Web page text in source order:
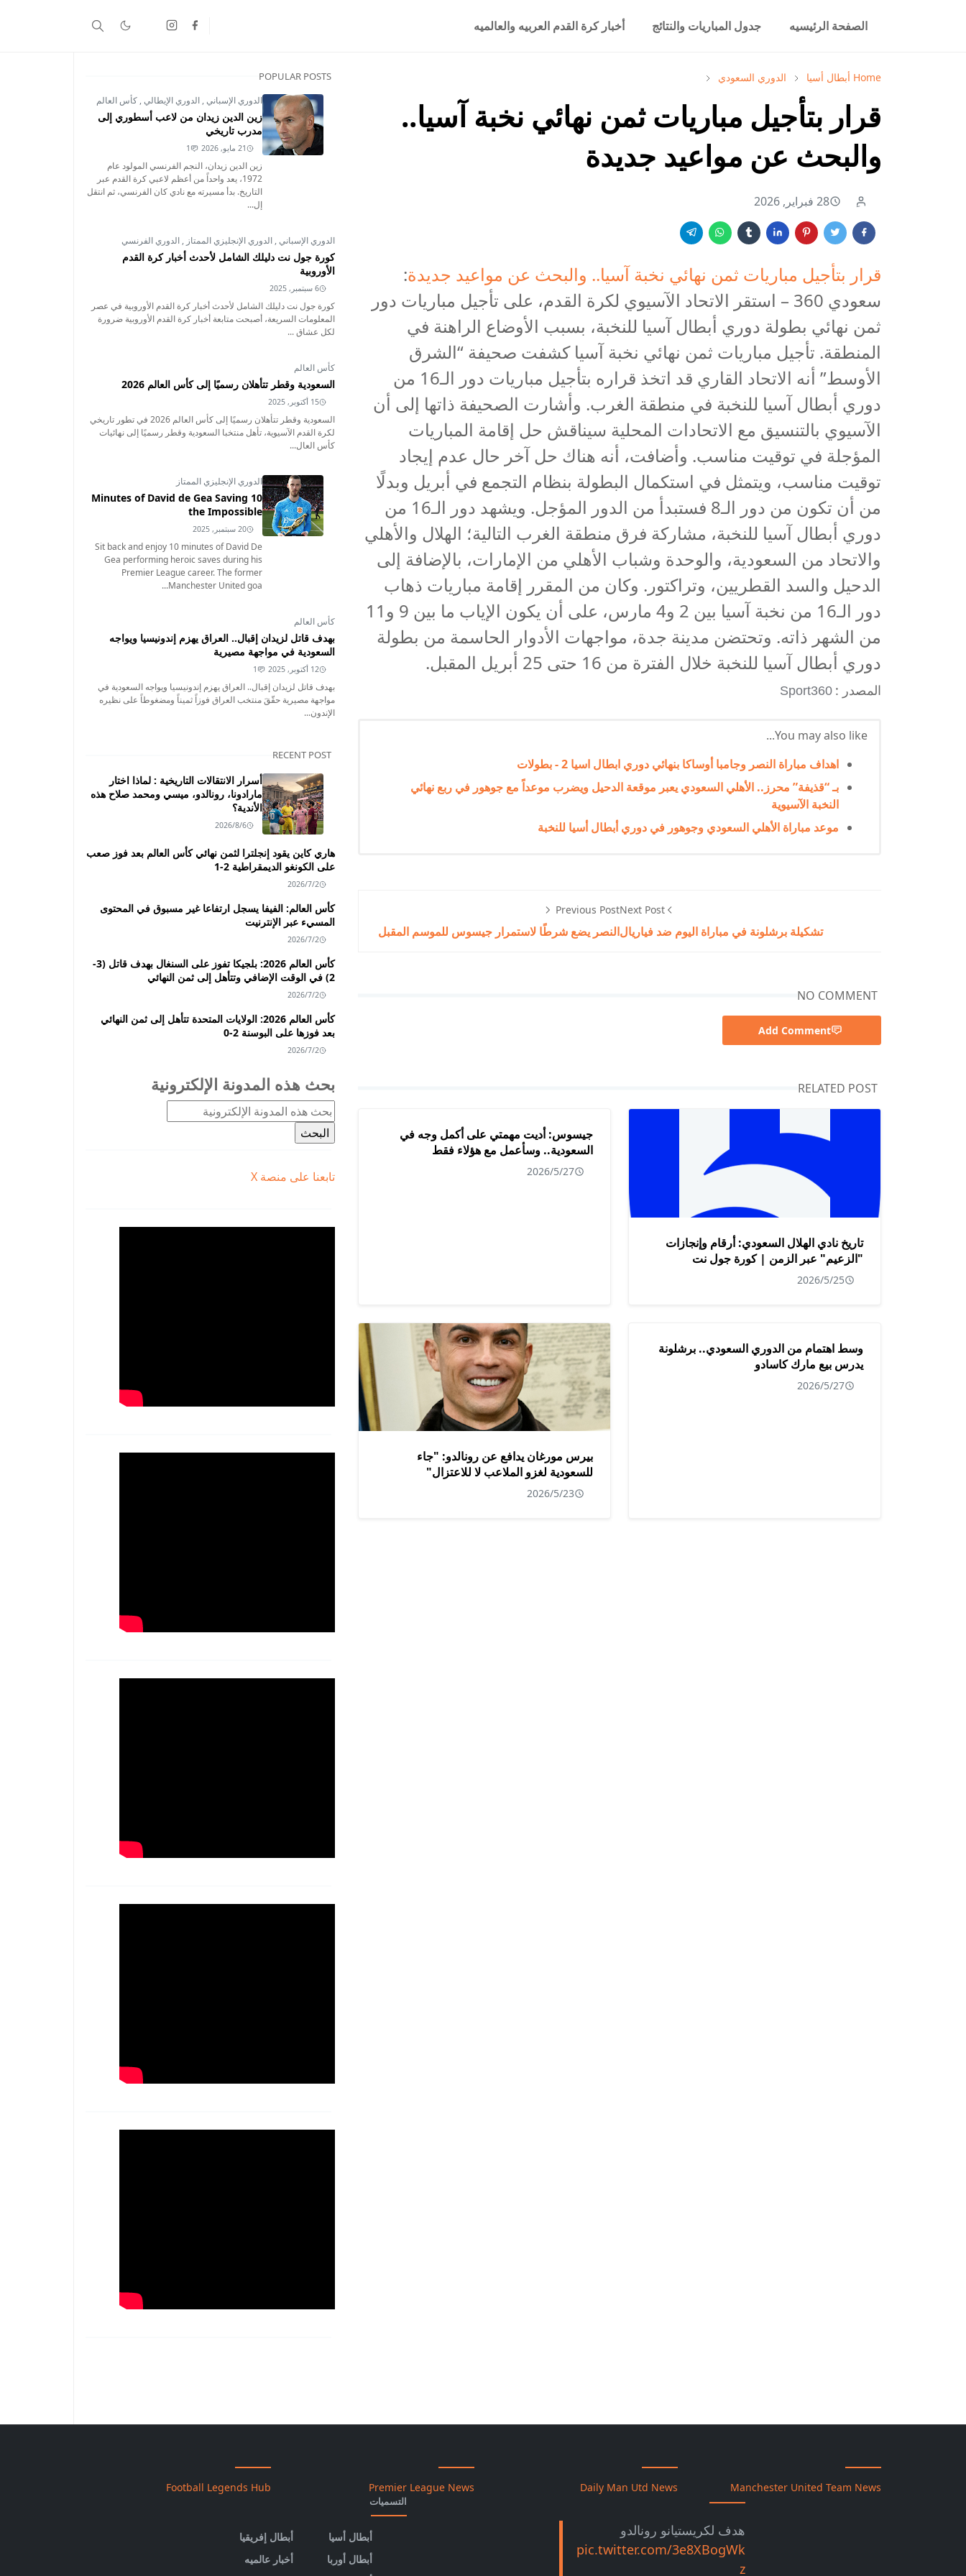
الصفحة الرئيسيه جدول المباريات والنتائج أخبار كرة القدم العربيه والعالميه
Home أبطال أسيا الدوري السعودي
قرار بتأجيل مباريات ثمن نهائي نخبة آسيا..
والبحث عن مواعيد جديدة
28 فبراير, 2026
قرار بتأجيل مباريات ثمن نهائي نخبة آسيا.. والبحث عن مواعيد جديدة:
سعودي 360 – استقر الاتحاد الآسيوي لكرة القدم، على تأجيل مباريات دور
ثمن نهائي بطولة دوري أبطال آسيا للنخبة، بسبب الأوضاع الراهنة في
المنطقة. تأجيل مباريات ثمن نهائي نخبة آسيا كشفت صحيفة “الشرق
الأوسط” أنه الاتحاد القاري قد اتخذ قراره بتأجيل مباريات دور الـ16 من
دوري أبطال آسيا للنخبة في منطقة الغرب. وأشارت الصحيفة ذاتها إلى أن
الآسيوي بالتنسيق مع الاتحادات المحلية سيناقش حل إقامة المباريات
المؤجلة في توقيت مناسب. وأضافت، أنه هناك حل آخر حال عدم إيجاد
توقيت مناسب، ويتمثل في استكمال البطولة بنظام التجمع في أبريل وبدلًا
من أن تكون من دور الـ8 فستبدأ من الدور المؤجل. ويشهد دور الـ16 من
دوري أبطال آسيا للنخبة، مشاركة فرق منطقة الغرب التالية؛ الهلال والأهلي
والاتحاد من السعودية، والوحدة وشباب الأهلي من الإمارات، بالإضافة إلى
الدحيل والسد القطريين، وتراكتور. وكان من المقرر إقامة مباريات ذهاب
دور الـ16 من نخبة آسيا بين 2 و4 مارس، على أن يكون الإياب ما بين 9 و11
من الشهر ذاته. وتحتضن مدينة جدة، مواجهات الأدوار الحاسمة من بطولة
دوري أبطال آسيا للنخبة خلال الفترة من 16 حتى 25 أبريل المقبل.
المصدر : Sport360
You may also like...
اهداف مباراة النصر وجامبا أوساكا بنهائي دوري ابطال اسيا 2 - بطولات
بـ “قذيفة” محرز.. الأهلي السعودي يعبر موقعة الدحيل ويضرب موعداً مع جوهور في ربع نهائي
النخبة الآسيوية
موعد مباراة الأهلي السعودي وجوهور في دوري أبطال أسيا للنخبة
Next Post
تشكيلة برشلونة في مباراة اليوم ضد فياريال
Previous Post
النصر يضع شرطًا لاستمرار جيسوس للموسم المقبل
NO COMMENT
Add Comment
RELATED POST
تاريخ نادي الهلال السعودي: أرقام وإنجازات
"الزعيم" عبر الزمن | كورة جول نت
2026/5/25
جيسوس: أديت مهمتي على أكمل وجه في
السعودية.. وسأعمل مع هؤلاء فقط
2026/5/27
وسط اهتمام من الدوري السعودي.. برشلونة
يدرس بيع مارك كاسادو
2026/5/27
بيرس مورغان يدافع عن رونالدو: "جاء
للسعودية لغزو الملاعب لا للاعتزال"
2026/5/23
POPULAR POSTS
الدوري الإسباني, الدوري الإيطالي, كأس العالم
زين الدين زيدان من لاعب أسطوري إلى
مدرب تاريخي
21 مايو, 2026 1
زين الدين زيدان، النجم الفرنسي المولود عام
1972، يعد واحداً من أعظم لاعبي كرة القدم عبر
التاريخ. بدأ مسيرته مع نادي كان الفرنسي، ثم انتقل
إل...
الدوري الإسباني, الدوري الإنجليزي الممتاز , الدوري الفرنسي
كورة جول نت دليلك الشامل لأحدث أخبار كرة القدم
الأوروبية
6 سبتمبر, 2025
كورة جول نت دليلك الشامل لأحدث أخبار كرة القدم الأوروبية في عصر
المعلومات السريعة، أصبحت متابعة أخبار كرة القدم الأوروبية ضرورة
لكل عشاق ...
كأس العالم
السعودية وقطر تتأهلان رسميًا إلى كأس العالم 2026
15 أكتوبر, 2025
السعودية وقطر تتأهلان رسميًا إلى كأس العالم 2026 في تطور تاريخي
لكرة القدم الآسيوية، تأهل منتخبا السعودية وقطر رسميًا إلى نهائيات
كأس العال...
الدوري الإنجليزي الممتاز
10 Minutes of David de Gea Saving
the Impossible
20 سبتمبر, 2025
Sit back and enjoy 10 minutes of David De
Gea performing heroic saves during his
Premier League career. The former
Manchester United goa...
كأس العالم
بهدف قاتل لزيدان إقبال.. العراق يهزم إندونيسيا ويواجه
السعودية في مواجهة مصيرية
12 أكتوبر, 2025 1
بهدف قاتل لزيدان إقبال.. العراق يهزم إندونيسيا ويواجه السعودية في
مواجهة مصيرية حقّقَ منتخب العراق فوزاً ثميناً ومضغوطاً على نظيره
الإندون...
RECENT POST
أسرار الانتقالات التاريخية : لماذا اختار
مارادونا، رونالدو، ميسي ومحمد صلاح هذه
الأندية؟
2026/8/6
هاري كاين يقود إنجلترا لثمن نهائي كأس العالم بعد فوز صعب
على الكونغو الديمقراطية 2-1
2026/7/2
كأس العالم: الفيفا يسجل ارتفاعا غير مسبوق في المحتوى
المسيء عبر الإنترنيت
2026/7/2
كأس العالم 2026: بلجيكا تفوز على السنغال بهدف قاتل (3-
2) في الوقت الإضافي وتتأهل إلى ثمن النهائي
2026/7/2
كأس العالم 2026: الولايات المتحدة تتأهل إلى ثمن النهائي
بعد فوزها على البوسنة 2-0
2026/7/2
بحث هذه المدونة الإلكترونية
تابعنا على منصة X
Manchester United Team News
Daily Man Utd News
Premier League News
Football Legends Hub
هدف لكريستيانو رونالدو
pic.twitter.com/3e8XBogWk
z
التسميات
أبطال أسيا
أبطال إفريقيا
أبطال أوربا
أخبار عالميه